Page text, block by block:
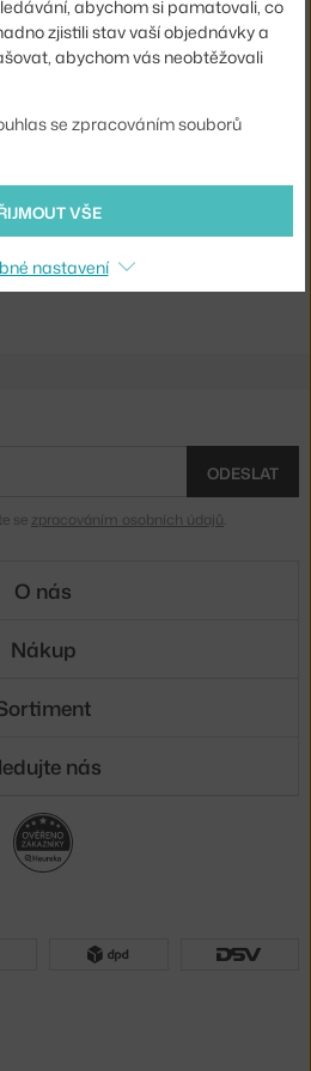
Sara Bergqvist
značky Sandberg,
a jejích nedokonalostí. Všechny
Výroba všech motivů je inspirovaná
Switch toNippon Wallpapers
abychom si pamatovali, co
zjistili stav vaší objednávky a
abychom vás neobtěžovali
se zpracováním souborů
VŠE
nastavení
ODESLAT
se zpracováním osobních údajů
O nás
Nákup
nás